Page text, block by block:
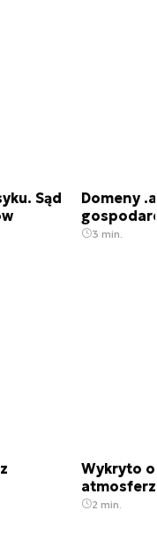
Sąd
Domeny
3 min.
Wykryto
2 min.